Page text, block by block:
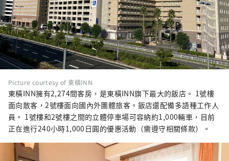
Picture courtesy of 東橫INN
東橫INN擁有2,274間客房，是東橫INN旗下最大的飯店。 1號樓
面向散客，2號樓面向國內外團體旅客。飯店還配備多語種工作人
員。 1號樓和2號樓之間的立體停車場可容納約1,000輛車，目前
正在進行240小時1,000日圓的優惠活動（需遵守相關條款）。